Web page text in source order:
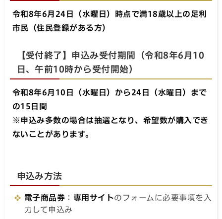
令和8年6月24日（水曜日）時点で満18歳以上の足利
市民（住民登録がある方）
【受付終了】申込み受付期間（令和8年6月10
日、午前10時から受付開始）
令和8年6月10日（水曜日）から24日（水曜日）まで
の15日間
※申込み多数の場合は抽選となり、希望数が購入でき
ないことがあります。
申込み方法
電子商品券 ： 専用サイトのフォームに必要事項を入
力して申込み